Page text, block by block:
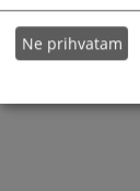
Ne prihvatam